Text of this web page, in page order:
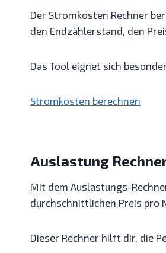
Der Stromkosten Rechner
den Endzählerstand, den
Das Tool eignet sich
Stromkosten berechnen
Auslastung
Mit dem Auslastungs-
durchschnittlichen Preis pro
Dieser Rechner hilft dir, die